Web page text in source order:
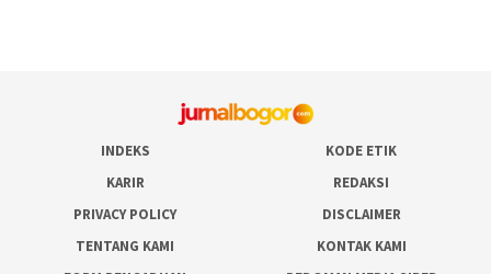
INDEKS
KODE ETIK
KARIR
REDAKSI
PRIVACY POLICY
DISCLAIMER
TENTANG KAMI
KONTAK KAMI